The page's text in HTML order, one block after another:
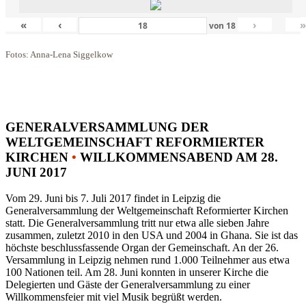
« ‹ von 18 › »
Fotos: Anna-Lena Siggelkow
GENERALVERSAMMLUNG DER
WELTGEMEINSCHAFT REFORMIERTER
KIRCHEN • WILLKOMMENSABEND AM 28.
JUNI 2017
Vom 29. Juni bis 7. Juli 2017 findet in Leipzig die
Generalversammlung der Weltgemeinschaft Reformierter Kirchen
statt. Die Generalversammlung tritt nur etwa alle sieben Jahre
zusammen, zuletzt 2010 in den USA und 2004 in Ghana. Sie ist das
höchste beschlussfassende Organ der Gemeinschaft. An der 26.
Versammlung in Leipzig nehmen rund 1.000 Teilnehmer aus etwa
100 Nationen teil. Am 28. Juni konnten in unserer Kirche die
Delegierten und Gäste der Generalversammlung zu einer
Willkommensfeier mit viel Musik begrüßt werden.